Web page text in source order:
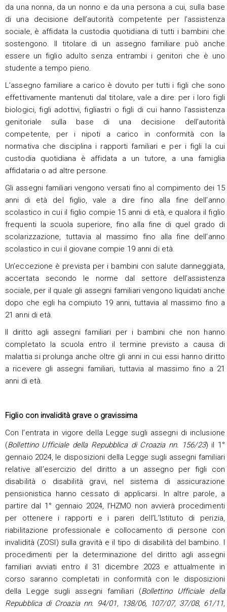
da una nonna, da un nonno e da una persona a cui, sulla base
di una decisione dell’autorità competente per l’assistenza
sociale, è affidata la custodia quotidiana di tutti i bambini che
sostengono. Il titolare di un assegno familiare può anche
essere un figlio adulto senza entrambi i genitori che è uno
studente a tempo pieno.
L’assegno familiare a carico è dovuto per tutti i figli che sono
effettivamente mantenuti dal titolare, vale a dire: per i loro figli
biologici, figli adottivi, figliastri o figli di cui hanno l’assistenza
genitoriale sulla base di una decisione dell’autorità
competente, per i nipoti a carico in conformità con la
normativa che disciplina i rapporti familiari e per i figli la cui
custodia quotidiana è affidata a un tutore, a una famiglia
affidataria o ad altre persone.
Gli assegni familiari vengono versati fino al compimento dei 15
anni di età del figlio, vale a dire fino alla fine dell’anno
scolastico in cui il figlio compie 15 anni di età, e qualora il figlio
frequenti la scuola superiore, fino alla fine di quel grado di
scolarizzazione, tuttavia al massimo fino alla fine dell’anno
scolastico in cui il giovane compie 19 anni di età.
Un’eccezione è prevista per i bambini con salute danneggiata,
accertata secondo le norme dal settore dell’assistenza
sociale, per il quale gli assegni familiari vengono liquidati anche
dopo che egli ha compiuto 19 anni, tuttavia al massimo fino a
21 anni di età.
Il diritto agli assegni familiari per i bambini che non hanno
completato la scuola entro il termine previsto a causa di
malattia si prolunga anche oltre gli anni in cui essi hanno diritto
a ricevere gli assegni familiari, tuttavia al massimo fino a 21
anni di età.
Figlio con invalidità grave o gravissima
Con l’entrata in vigore della Legge sugli assegni di inclusione
(Bollettino Ufficiale della Repubblica di Croazia nn. 156/23) il 1°
gennaio 2024, le disposizioni della Legge sugli assegni familiari
relative all’esercizio del diritto a un assegno per figli con
disabilità o disabilità gravi, nel sistema di assicurazione
pensionistica hanno cessato di applicarsi. In altre parole, a
partire dal 1° gennaio 2024, l’HZMO non avvierà procedimenti
per ottenere i rapporti e i pareri dell’L’Istituto di perizia,
riabilitazione professionale e collocamento di persone con
invalidità (ZOSI) sulla gravità e il tipo di disabilità del bambino. I
procedimenti per la determinazione del diritto agli assegni
familiari avviati entro il 31 dicembre 2023 e attualmente in
corso saranno completati in conformità con le disposizioni
della Legge sugli assegni familiari (Bollettino Ufficiale della
Repubblica di Croazia nn. 94/01, 138/06, 107/07, 37/08, 61/11,